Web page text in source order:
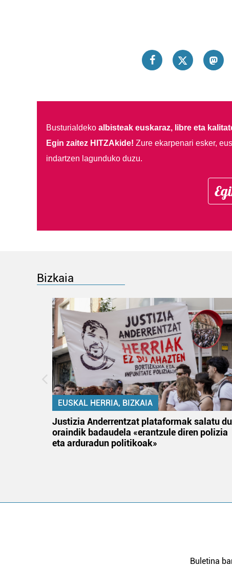
Busturialdeko albisteak euskaraz, libre eta
Egin zaitez HITZAkide! Zure ekarpenari esker,
indartzen lagunduko duzu.
Bizkaia
EUSKAL HERRIA, BIZKAIA
Justizia Anderrentzat plataformak salatu du
oraindik badaudela «erantzule diren polizia
eta arduradun politikoak»
Buletina